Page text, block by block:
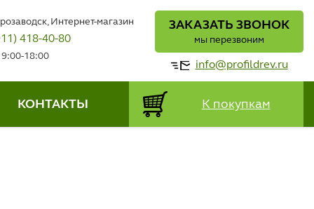
Интернет-магазин
418-40-80
9:00-18:00
ЗАКАЗАТЬ ЗВОНОК
мы перезвоним
info@profildrev.ru
КОНТАКТЫ К покупкам